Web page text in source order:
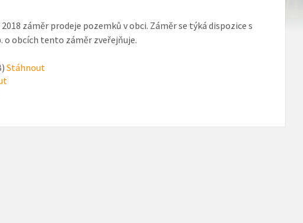
záměr prodeje pozemků v obci. Záměr se týká dispozice s
o obcích tento záměr zveřejňuje.
Stáhnout